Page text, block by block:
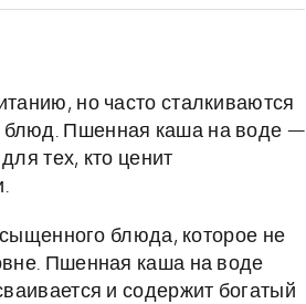
но часто сталкиваются
блюд. Пшенная каша на воде —
тех, кто ценит
блюда, которое не
Пшенная каша на воде
и содержит богатый